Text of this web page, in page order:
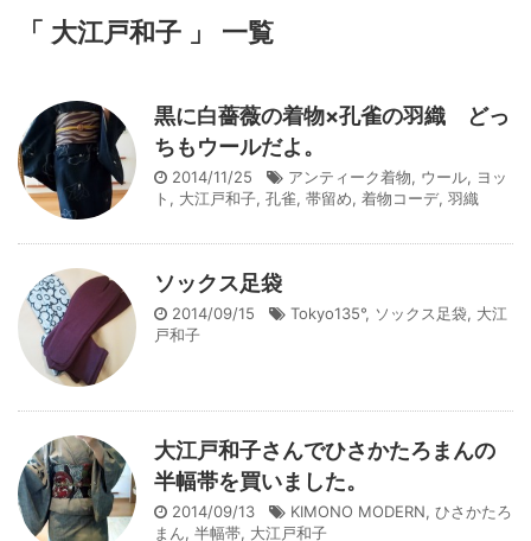
「 大江戸和子 」 一覧
黒に白薔薇の着物×孔雀の羽織 どっ
ちもウールだよ。
2014/11/25 アンティーク着物, ウール, ヨッ
ト , 大江戸和子, 孔雀, 帯留め, 着物コーデ, 羽織
ソックス足袋
2014/09/15 Tokyo135°, ソックス足袋, 大江
戸和子
大江戸和子さんでひさかたろまんの
半幅帯を買いました。
2014/09/13 KIMONO MODERN, ひさかたろ
まん, 半幅帯, 大江戸和子